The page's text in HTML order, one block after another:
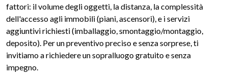
fattori: il volume degli oggetti, la distanza, la complessità
dell'accesso agli immobili (piani, ascensori), e i servizi
aggiuntivi richiesti (imballaggio, smontaggio/montaggio,
deposito). Per un preventivo preciso e senza sorprese, ti
invitiamo a richiedere un sopralluogo gratuito e senza
impegno.